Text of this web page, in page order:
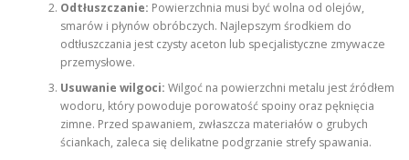
Odtłuszczanie: Powierzchnia musi być wolna od olejów,
smarów i płynów obróbczych. Najlepszym środkiem do
odtłuszczania jest czysty aceton lub specjalistyczne zmywacze
przemysłowe.
Usuwanie wilgoci: Wilgoć na powierzchni metalu jest źródłem
wodoru, który powoduje porowatość spoiny oraz pęknięcia
zimne. Przed spawaniem, zwłaszcza materiałów o grubych
ściankach, zaleca się delikatne podgrzanie strefy spawania.